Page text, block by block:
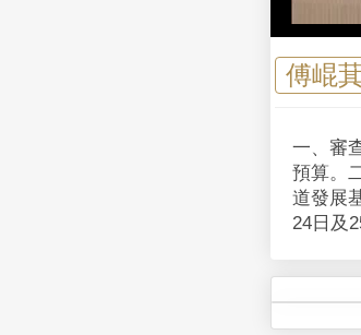
傅崐
一、審
預算。
道發展
24日及